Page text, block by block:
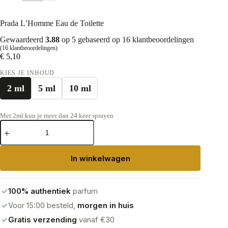
Prada L’Homme Eau de Toilette
Gewaardeerd 3.88 op 5 gebaseerd op 16 klantbeoordelingen
(16 klantbeoordelingen)
€ 5,10
KIES JE INHOUD
2 ml 5 ml 10 ml
Met 2ml kun je meer dan 24 keer sprayen
Prada
L'Homme
de
In winkelwagen
✓100% authentiek parfum
✓Voor 15:00 besteld, morgen in huis
✓Gratis verzending vanaf €30